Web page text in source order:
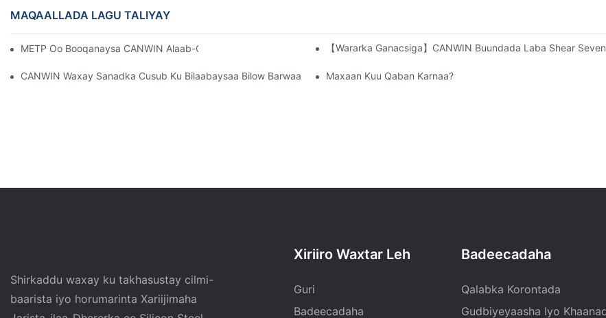
MAQAALLADA LAGU TALIYAY
METP Oo Booqanaysa CANWIN Alaab-Qeybiyaha Iyo Soosaarayaasha | CANWIN【Wararka Ganacsiga】CANWIN Buundada Laba Shear
CANWIN Waxay Sanadka Cusub Ku Bilaabaysaa Bilow Barwaaqo Ah!Maxaan Kuu Qaban Karnaa?
Shirkaddu waxay ku takhasustay cilmi-
baarista iyo horumarinta Xariijimaha
Xiriiro Waxtar Leh
Guri
Badeecadaha
Badeecadaha
Qalabka Korontada
Gudbiyeyaasha Iyo